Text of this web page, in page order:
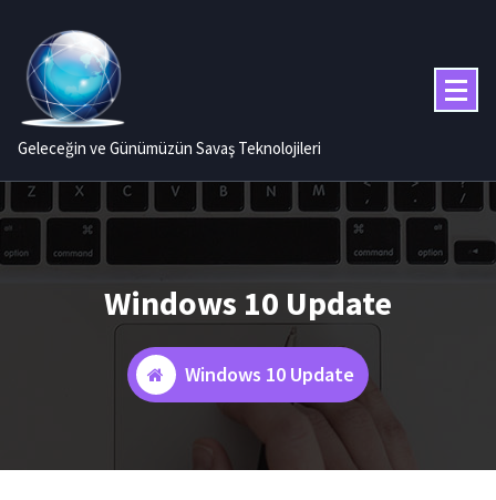
Geleceğin ve Günümüzün Savaş Teknolojileri
Windows 10 Update
Windows 10 Update